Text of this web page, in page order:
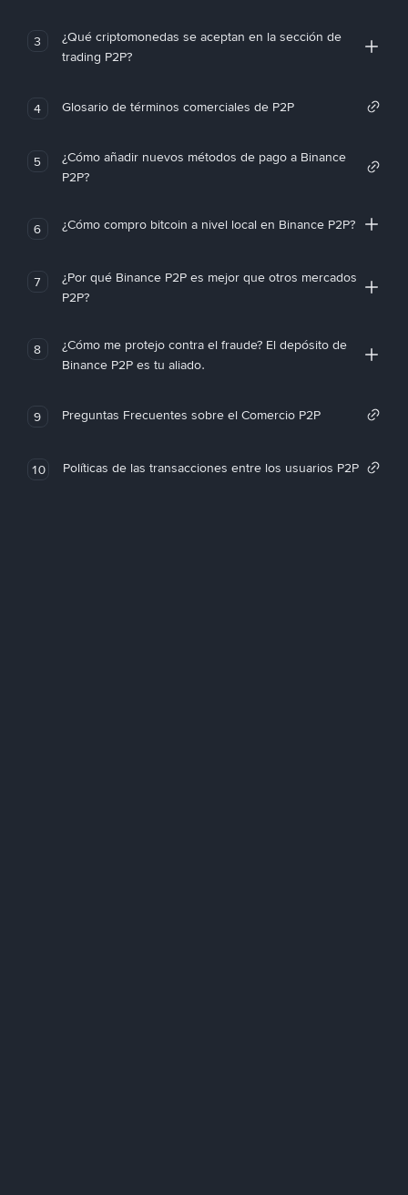
3
¿Qué criptomonedas se aceptan en la sección de
trading P2P?
4 Glosario de términos comerciales de P2P
5
¿Cómo añadir nuevos métodos de pago a Binance
P2P?
6 ¿Cómo compro bitcoin a nivel local en Binance P2P?
7
¿Por qué Binance P2P es mejor que otros mercados
P2P?
8
¿Cómo me protejo contra el fraude? El depósito de
Binance P2P es tu aliado.
9 Preguntas Frecuentes sobre el Comercio P2P
10 Políticas de las transacciones entre los usuarios P2P